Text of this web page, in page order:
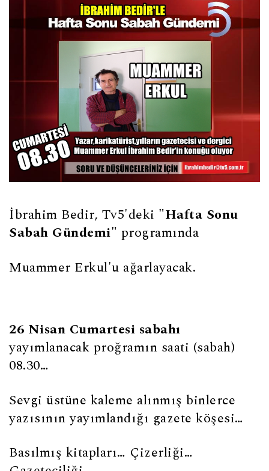
İbrahim Bedir, Tv5'deki "Hafta Sonu
Sabah Gündemi" programında
Muammer Erkul'u ağarlayacak.
26 Nisan Cumartesi sabahı
yayımlanacak proğramın saati (sabah)
08.30…
Sevgi üstüne kaleme alınmış binlerce
yazısının yayımlandığı gazete köşesi…
Basılmış kitapları… Çizerliği…